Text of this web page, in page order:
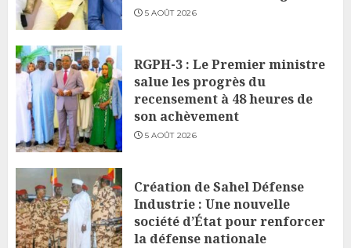
5 AOÛT 2026
RGPH-3 : Le Premier ministre
salue les progrès du
recensement à 48 heures de
son achèvement
5 AOÛT 2026
Création de Sahel Défense
Industrie : Une nouvelle
société d’État pour renforcer
la défense nationale